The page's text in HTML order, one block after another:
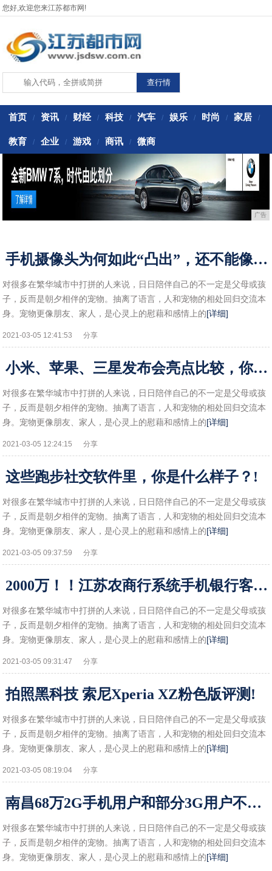
您好,欢迎您来江苏都市网!
首页 / 资讯 / 财经 / 科技 / 汽车 / 娱乐 / 时尚 / 家居 /
教育 / 企业 / 游戏 / 商讯 / 微商
广告
手机摄像头为何如此“凸出”，还不能像相机一样变焦？!
对很多在繁华城市中打拼的人来说，日日陪伴自己的不一定是父母或孩
子，反而是朝夕相伴的宠物。抽离了语言，人和宠物的相处回归交流本
身。宠物更像朋友、家人，是心灵上的慰藉和感情上的[详细]
2021-03-05 12:41:53 分享
小米、苹果、三星发布会亮点比较，你对哪款手机心动了？!
对很多在繁华城市中打拼的人来说，日日陪伴自己的不一定是父母或孩
子，反而是朝夕相伴的宠物。抽离了语言，人和宠物的相处回归交流本
身。宠物更像朋友、家人，是心灵上的慰藉和感情上的[详细]
2021-03-05 12:24:15 分享
这些跑步社交软件里，你是什么样子？!
对很多在繁华城市中打拼的人来说，日日陪伴自己的不一定是父母或孩
子，反而是朝夕相伴的宠物。抽离了语言，人和宠物的相处回归交流本
身。宠物更像朋友、家人，是心灵上的慰藉和感情上的[详细]
2021-03-05 09:37:59 分享
2000万！！江苏农商行系统手机银行客户数量创新高!
对很多在繁华城市中打拼的人来说，日日陪伴自己的不一定是父母或孩
子，反而是朝夕相伴的宠物。抽离了语言，人和宠物的相处回归交流本
身。宠物更像朋友、家人，是心灵上的慰藉和感情上的[详细]
2021-03-05 09:31:47 分享
拍照黑科技 索尼Xperia XZ粉色版评测!
对很多在繁华城市中打拼的人来说，日日陪伴自己的不一定是父母或孩
子，反而是朝夕相伴的宠物。抽离了语言，人和宠物的相处回归交流本
身。宠物更像朋友、家人，是心灵上的慰藉和感情上的[详细]
2021-03-05 08:19:04 分享
南昌68万2G手机用户和部分3G用户不用再交长途漫游费!
对很多在繁华城市中打拼的人来说，日日陪伴自己的不一定是父母或孩
子，反而是朝夕相伴的宠物。抽离了语言，人和宠物的相处回归交流本
身。宠物更像朋友、家人，是心灵上的慰藉和感情上的[详细]